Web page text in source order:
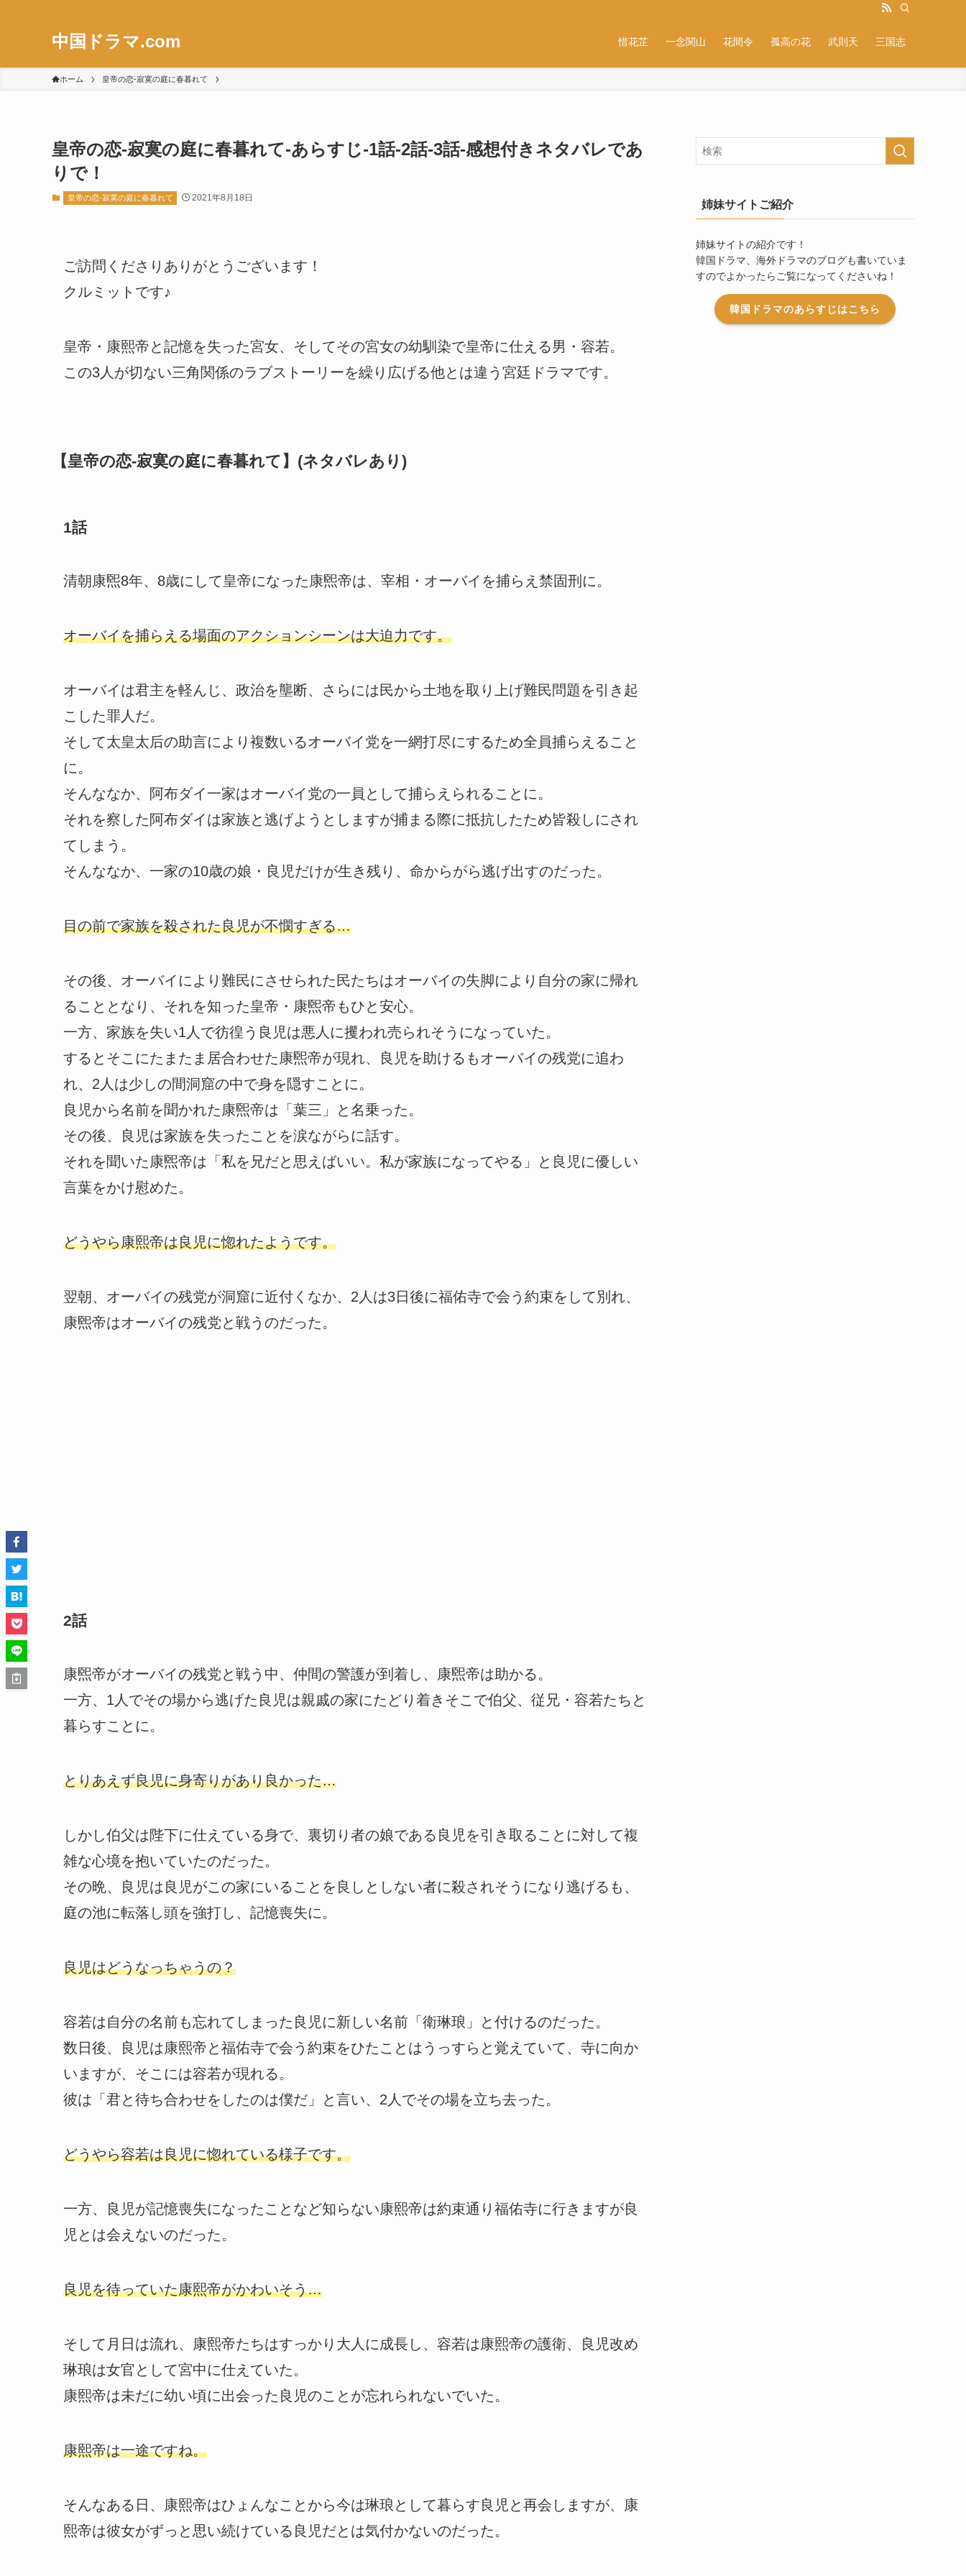
中国ドラマ.com 惜花芷 一念関山 花間令 孤高の花 武則天 三国志
ホーム 皇帝の恋-寂寞の庭に春暮れて
皇帝の恋-寂寞の庭に春暮れて-あらすじ-1話-2話-3話-感想付きネタバレであ
りで！
皇帝の恋-寂寞の庭に春暮れて 2021年8月18日
ご訪問くださりありがとうございます！
クルミットです♪
皇帝・康熙帝と記憶を失った宮女、そしてその宮女の幼馴染で皇帝に仕える男・容若。
この3人が切ない三角関係のラブストーリーを繰り広げる他とは違う宮廷ドラマです。
【皇帝の恋-寂寞の庭に春暮れて】(ネタバレあり)
1話
清朝康煕8年、8歳にして皇帝になった康煕帝は、宰相・オーバイを捕らえ禁固刑に。
オーバイを捕らえる場面のアクションシーンは大迫力です。
オーバイは君主を軽んじ、政治を壟断、さらには民から土地を取り上げ難民問題を引き起
こした罪人だ。
そして太皇太后の助言により複数いるオーバイ党を一網打尽にするため全員捕らえること
に。
そんななか、阿布ダイ一家はオーバイ党の一員として捕らえられることに。
それを察した阿布ダイは家族と逃げようとしますが捕まる際に抵抗したため皆殺しにされ
てしまう。
そんななか、一家の10歳の娘・良児だけが生き残り、命からがら逃げ出すのだった。
目の前で家族を殺された良児が不憫すぎる…
その後、オーバイにより難民にさせられた民たちはオーバイの失脚により自分の家に帰れ
ることとなり、それを知った皇帝・康煕帝もひと安心。
一方、家族を失い1人で彷徨う良児は悪人に攫われ売られそうになっていた。
するとそこにたまたま居合わせた康煕帝が現れ、良児を助けるもオーバイの残党に追わ
れ、2人は少しの間洞窟の中で身を隠すことに。
良児から名前を聞かれた康煕帝は「葉三」と名乗った。
その後、良児は家族を失ったことを涙ながらに話す。
それを聞いた康煕帝は「私を兄だと思えばいい。私が家族になってやる」と良児に優しい
言葉をかけ慰めた。
どうやら康熙帝は良児に惚れたようです。
翌朝、オーバイの残党が洞窟に近付くなか、2人は3日後に福佑寺で会う約束をして別れ、
康煕帝はオーバイの残党と戦うのだった。
2話
康煕帝がオーバイの残党と戦う中、仲間の警護が到着し、康煕帝は助かる。
一方、1人でその場から逃げた良児は親戚の家にたどり着きそこで伯父、従兄・容若たちと
暮らすことに。
とりあえず良児に身寄りがあり良かった…
しかし伯父は陛下に仕えている身で、裏切り者の娘である良児を引き取ることに対して複
雑な心境を抱いていたのだった。
その晩、良児は良児がこの家にいることを良しとしない者に殺されそうになり逃げるも、
庭の池に転落し頭を強打し、記憶喪失に。
良児はどうなっちゃうの？
容若は自分の名前も忘れてしまった良児に新しい名前「衛琳琅」と付けるのだった。
数日後、良児は康熙帝と福佑寺で会う約束をひたことはうっすらと覚えていて、寺に向か
いますが、そこには容若が現れる。
彼は「君と待ち合わせをしたのは僕だ」と言い、2人でその場を立ち去った。
どうやら容若は良児に惚れている様子です。
一方、良児が記憶喪失になったことなど知らない康熙帝は約束通り福佑寺に行きますが良
児とは会えないのだった。
良児を待っていた康熙帝がかわいそう…
そして月日は流れ、康熙帝たちはすっかり大人に成長し、容若は康熙帝の護衛、良児改め
琳琅は女官として宮中に仕えていた。
康熙帝は未だに幼い頃に出会った良児のことが忘れられないでいた。
康熙帝は一途ですね。
そんなある日、康熙帝はひょんなことから今は琳琅として暮らす良児と再会しますが、康
熙帝は彼女がずっと思い続けている良児だとは気付かないのだった。
姉妹サイトご紹介
姉妹サイトの紹介です！
韓国ドラマ、海外ドラマのブログも書いていま
すのでよかったらご覧になってくださいね！
韓国ドラマのあらすじはこちら